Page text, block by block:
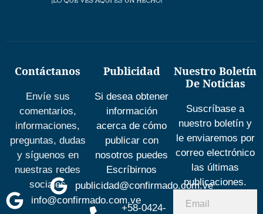
Contáctanos
Envíe sus
comentarios,
informaciones,
preguntas, dudas
y síguenos en
nuestras redes
sociales
info@confirmado.com.ve
Publicidad
Si desea obtener
información
acerca de cómo
publicar con
nosotros puedes
Escríbirnos
publicidad@confirmado.com.ve
+58-0424-
Nuestro Boletín
De Noticias
Suscríbase a
nuestro boletín y
le enviaremos por
correo electrónico
las últimas
publicaciones.